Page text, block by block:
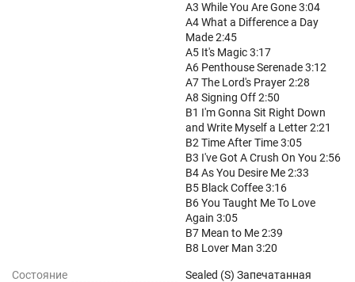
A3 While You Are Gone 3:04
A4 What a Difference a Day
Made 2:45
A5 It's Magic 3:17
A6 Penthouse Serenade 3:12
A7 The Lord's Prayer 2:28
A8 Signing Off 2:50
B1 I'm Gonna Sit Right Down
and Write Myself a Letter 2:21
B2 Time After Time 3:05
B3 I've Got A Crush On You 2:56
B4 As You Desire Me 2:33
B5 Black Coffee 3:16
B6 You Taught Me To Love
Again 3:05
B7 Mean to Me 2:39
B8 Lover Man 3:20
Состояние Sealed (S) Запечатанная